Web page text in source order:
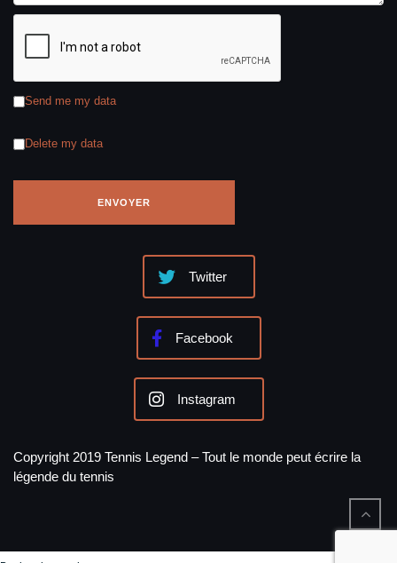
Send me my data
Delete my data
Twitter
Facebook
Instagram
Copyright 2019 Tennis Legend – Tout le monde peut écrire la
légende du tennis